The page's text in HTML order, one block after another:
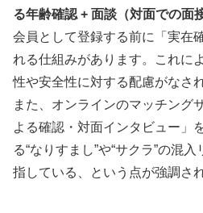
る年齢確認 + 面談（対面での面接
会員として登録する前に「実在
れる仕組みがあります。これに
性や安全性に対する配慮がなさ
また、オンラインのマッチング
よる確認・対面インタビュー」
る“なりすまし”や“サクラ”の混
指している、という点が強調さ